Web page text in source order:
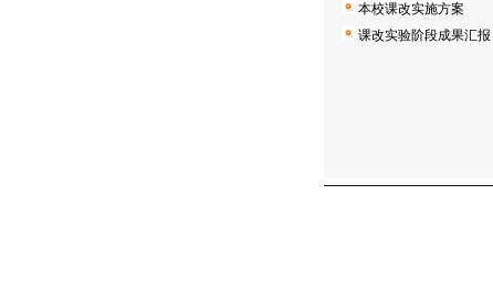
本校课改实施方案
课改实验阶段成果汇报